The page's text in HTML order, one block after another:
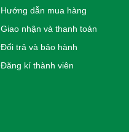
Hướng dẫn mua hàng
Giao nhận và thanh toán
Đổi trả và bảo hành
Đăng kí thành viên